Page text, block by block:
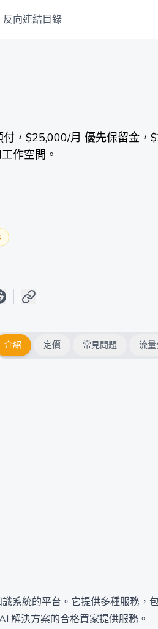
反向連結目錄
，$25,000/月 優先保留金，
作空間。
介紹 定價 常見問題 流
系統的平台。它提供多種服務
解決方案的合格買家提供服務。